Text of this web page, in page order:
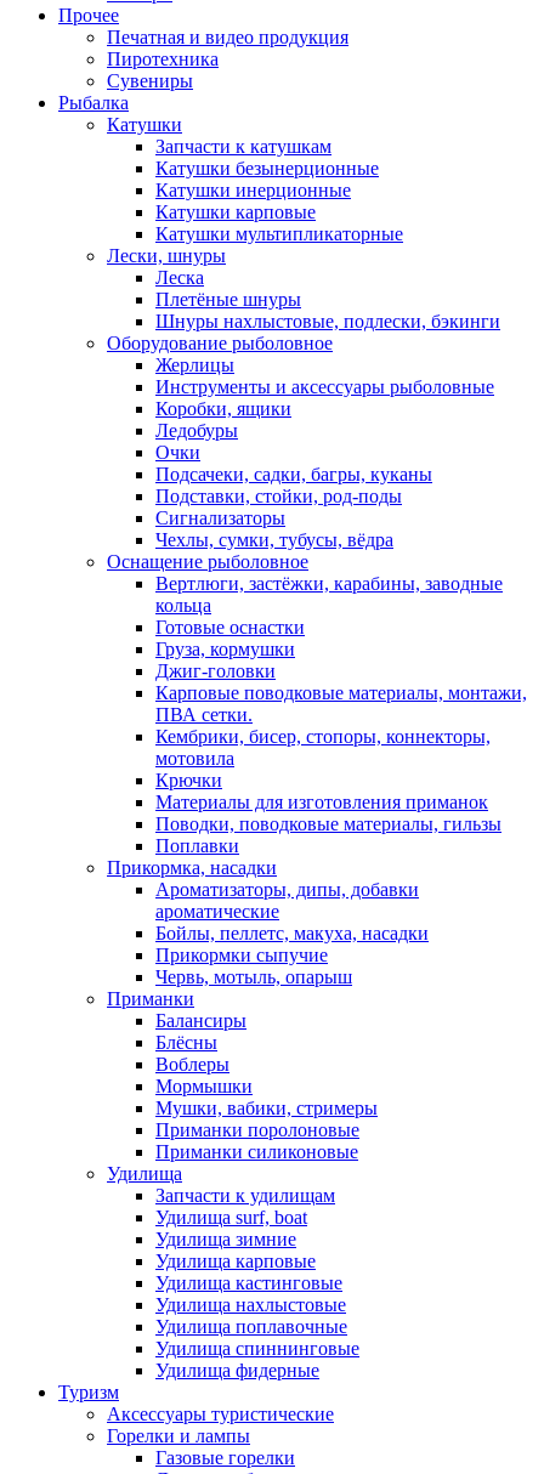
Прочее
Печатная и видео продукция
Пиротехника
Сувениры
Рыбалка
Катушки
Запчасти к катушкам
Катушки безынерционные
Катушки инерционные
Катушки карповые
Катушки мультипликаторные
Лески, шнуры
Леска
Плетёные шнуры
Шнуры нахлыстовые, подлески, бэкинги
Оборудование рыболовное
Жерлицы
Инструменты и аксессуары рыболовные
Коробки, ящики
Ледобуры
Очки
Подсачеки, садки, багры, куканы
Подставки, стойки, род-поды
Сигнализаторы
Чехлы, сумки, тубусы, вёдра
Оснащение рыболовное
Вертлюги, застёжки, карабины, заводные
кольца
Готовые оснастки
Груза, кормушки
Джиг-головки
Карповые поводковые материалы, монтажи,
ПВА сетки.
Кембрики, бисер, стопоры, коннекторы,
мотовила
Крючки
Материалы для изготовления приманок
Поводки, поводковые материалы, гильзы
Поплавки
Прикормка, насадки
Ароматизаторы, дипы, добавки
ароматические
Бойлы, пеллетс, макуха, насадки
Прикормки сыпучие
Червь, мотыль, опарыш
Приманки
Балансиры
Блёсны
Воблеры
Мормышки
Мушки, вабики, стримеры
Приманки поролоновые
Приманки силиконовые
Удилища
Запчасти к удилищам
Удилища surf, boat
Удилища зимние
Удилища карповые
Удилища кастинговые
Удилища нахлыстовые
Удилища поплавочные
Удилища спиннинговые
Удилища фидерные
Туризм
Аксессуары туристические
Горелки и лампы
Газовые горелки